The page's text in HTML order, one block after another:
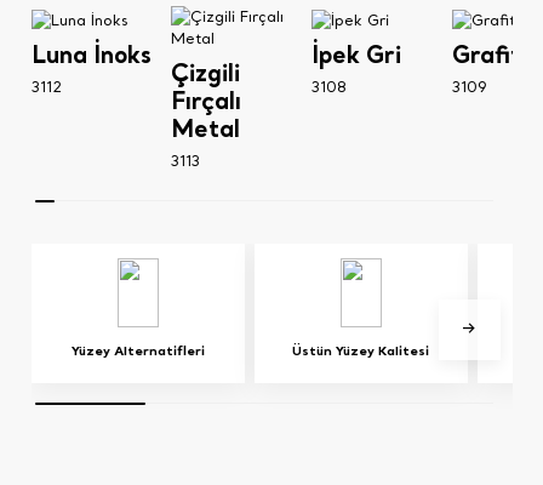
Luna İnoks
3112
Çizgili
Fırçalı
Metal
3113
İpek Gri
3108
Grafit
3109
Yüzey Alternatifleri Üstün Yüzey Kalitesi